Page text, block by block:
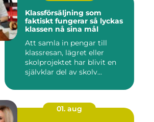
Klassförsäljning som
faktiskt fungerar så lyckas
klassen nå sina mål
Att samla in pengar till
klassresan, lägret eller
skolprojektet har blivit en
självklar del av skolv...
01. aug